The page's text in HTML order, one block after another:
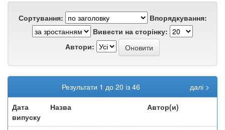
Сортування:
Впорядкування:
Вивести на сторінку:
Автори:
Результати 1 до 20 із 46
далі >
Дата
випуску
Назва Автор(и)